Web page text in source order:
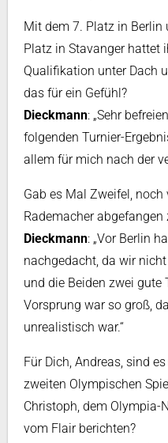
Mit dem 7. Platz in Berlin
Platz in Stavanger hattet
Qualifikation unter Dach
das für ein Gefühl?
Dieckmann: „Sehr
folgenden Turnier-
allem für mich nach der
Gab es Mal Zweifel,
Rademacher abgefangen
Dieckmann: „Vor Berlin
nachgedacht, da wir
und die Beiden zwei gute
Vorsprung war so groß,
unrealistisch war.“
Für Dich, Andreas, sind
zweiten Olympischen
Christoph, dem Olympia-
vom Flair berichten?